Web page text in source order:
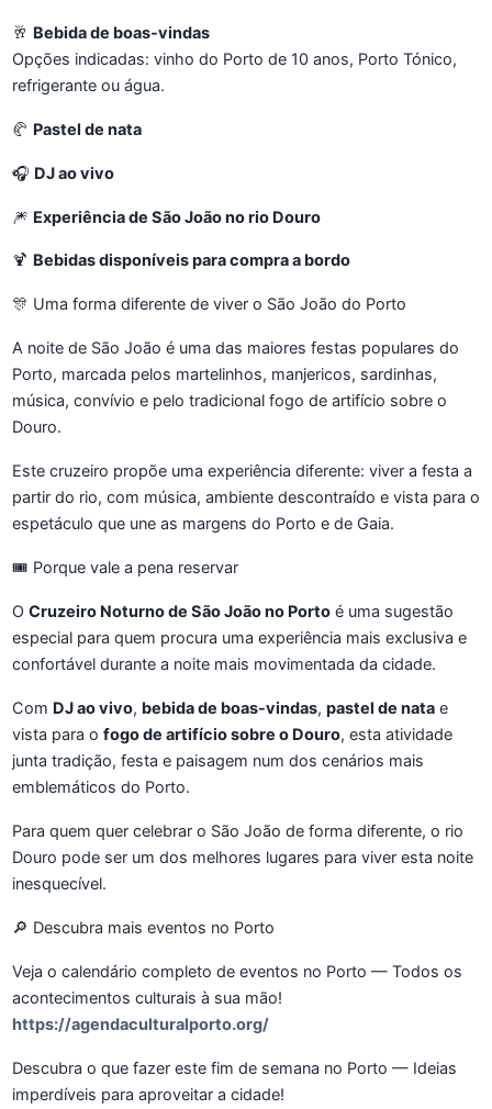
🥂 Bebida de boas-vindas
Opções indicadas: vinho do Porto de 10 anos, Porto Tónico,
refrigerante ou água.
🥐 Pastel de nata
🎧 DJ ao vivo
🎆 Experiência de São João no rio Douro
🍹 Bebidas disponíveis para compra a bordo
🎊 Uma forma diferente de viver o São João do Porto
A noite de São João é uma das maiores festas populares do
Porto, marcada pelos martelinhos, manjericos, sardinhas,
música, convívio e pelo tradicional fogo de artifício sobre o
Douro.
Este cruzeiro propõe uma experiência diferente: viver a festa a
partir do rio, com música, ambiente descontraído e vista para o
espetáculo que une as margens do Porto e de Gaia.
🎟️ Porque vale a pena reservar
O Cruzeiro Noturno de São João no Porto é uma sugestão
especial para quem procura uma experiência mais exclusiva e
confortável durante a noite mais movimentada da cidade.
Com DJ ao vivo, bebida de boas-vindas, pastel de nata e
vista para o fogo de artifício sobre o Douro, esta atividade
junta tradição, festa e paisagem num dos cenários mais
emblemáticos do Porto.
Para quem quer celebrar o São João de forma diferente, o rio
Douro pode ser um dos melhores lugares para viver esta noite
inesquecível.
🔎 Descubra mais eventos no Porto
Veja o calendário completo de eventos no Porto — Todos os
acontecimentos culturais à sua mão!
https://agendaculturalporto.org/
Descubra o que fazer este fim de semana no Porto — Ideias
imperdíveis para aproveitar a cidade!